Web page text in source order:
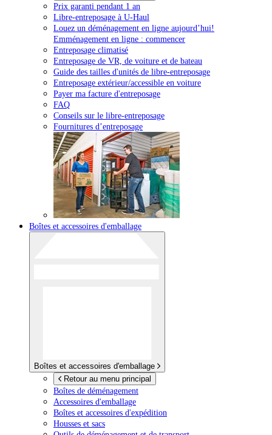
Prix garanti pendant 1 an
Libre-entreposage à U-Haul
Louez un déménagement en ligne aujourd’hui!
Emménagement en ligne : commencer
Entreposage climatisé
Entreposage de VR, de voiture et de bateau
Guide des tailles d'unités de libre-entreposage
Entreposage extérieur/accessible en voiture
Payer ma facture d'entreposage
FAQ
Conseils sur le libre-entreposage
Fournitures d’entreposage
Boîtes et accessoires d'emballage
Boîtes et accessoires d'emballage
Retour au menu principal
Boîtes de déménagement
Accessoires d'emballage
Boîtes et accessoires d'expédition
Housses et sacs